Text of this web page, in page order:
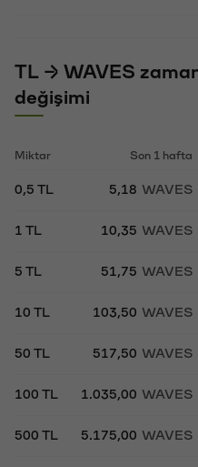
TL → WAVES
değişimi
Miktar Son 1 hafta
0,5 TL 5,18 WAVES
1 TL 10,35 WAVES
5 TL 51,75 WAVES
10 TL 103,50 WAVES
50 TL 517,50 WAVES
100 TL 1.035,00 WAVES
500 TL 5.175,00 WAVES